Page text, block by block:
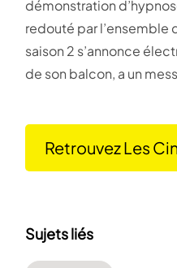
démonstration
redouté par
saison 2 s’annonce
de son balcon, a un
Retrouvez Les
Sujets liés